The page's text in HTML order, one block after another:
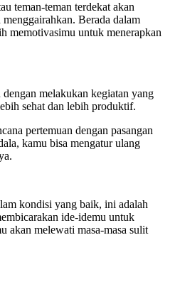
teman-teman terdekat akan
Berada dalam
memotivasimu untuk menerapkan
melakukan kegiatan yang
sehat dan lebih produktif.
pertemuan dengan pasangan
kamu bisa mengatur ulang
kondisi yang baik, ini adalah
ide-idemu untuk
akan melewati masa-masa sulit